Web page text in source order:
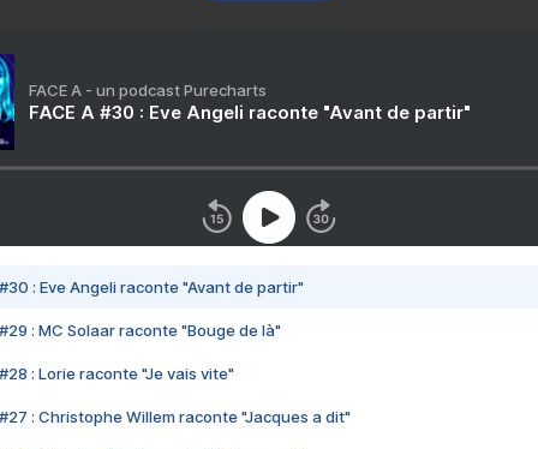
FACE A - un podcast Purecharts
FACE A #30 : Eve Angeli raconte "Avant de partir"
#30 : Eve Angeli raconte "Avant de partir"
#29 : MC Solaar raconte "Bouge de là"
#28 : Lorie raconte "Je vais vite"
#27 : Christophe Willem raconte "Jacques a dit"